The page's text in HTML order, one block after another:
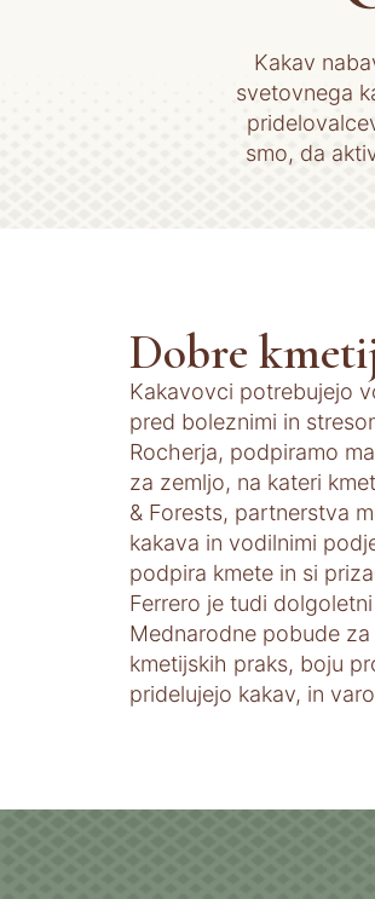
Kakav
svetovnega
smo, da
Dobre
Kakavovci potrebujejo
pred boleznimi in
Rocherja, podpiramo
za zemljo, na kateri
& Forests, partnerstva
kakava in vodilnimi
podpira kmete in si
Ferrero je tudi
Mednarodne pobude
kmetijskih praks, boju
pridelujejo kakav, in